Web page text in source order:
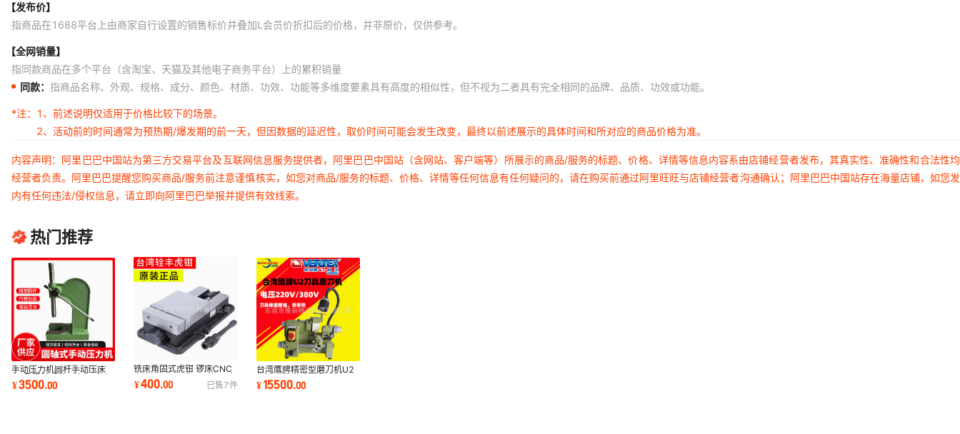
【发布价】
指商品在1688平台上由商家自行设置的销售标价并叠加L会员价折扣后的价格，并非原价，仅供参考。
【全网销量】
指同款商品在多个平台（含淘宝、天猫及其他电子商务平台）上的累积销量
同款： 指商品名称、外观、规格、成分、颜色、材质、功效、功能等多维度要素具有高度的相似性，但不视为二者具有完全相同的品牌、品质、功效或功能。
*注：
1、前述说明仅适用于价格比较下的场景。
2、活动前的时间通常为预热期/爆发期的前一天，但因数据的延迟性，取价时间可能会发生改变，最终以前述展示的具体时间和所对应的商品价格为准。
内容声明：阿里巴巴中国站为第三方交易平台及互联网信息服务提供者，阿里巴巴中国站（含网站、客户端等）所展示的商品/服务的标题、价格、详情等信息内容系由店铺经营者发布，其真实性、准确性和合法性
经营者负责。阿里巴巴提醒您购买商品/服务前注意谨慎核实，如您对商品/服务的标题、价格、详情等任何信息有任何疑问的，请在购买前通过阿里旺旺与店铺经营者沟通确认；阿里巴巴中国站存在海量店铺，如您
内有任何违法/侵权信息，请立即向阿里巴巴举报并提供有效线索。
热门推荐
手动压力机圆杆手动压床
D4号圆轴手动压力机减速
机电机手用压力机
¥3500.00
铣床角固式虎钳 锣床CNC
虎钳6寸角固式平口钳CF台
湾辁丰虎钳160MM
¥400.00 已售7件
台湾鹰牌精密型磨刀机U2
台湾鹰牌立铣刀磨刀机
VERTEX刀具磨刀机
¥15500.00